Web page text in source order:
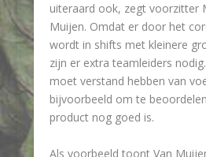
uiteraard ook, zegt voorzitter
Muijen. Omdat er door het
wordt in shifts met kleinere
zijn er extra teamleiders
moet verstand hebben van
bijvoorbeeld om te
product nog goed is.
Als voorbeeld toont Van